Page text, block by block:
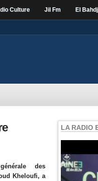
Culture Jil Fm El
des
Kheloufi, a
LA RADIO